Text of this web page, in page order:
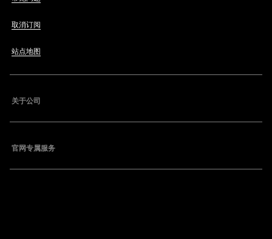
取消订阅
站点地图
关于公司
官网专属服务